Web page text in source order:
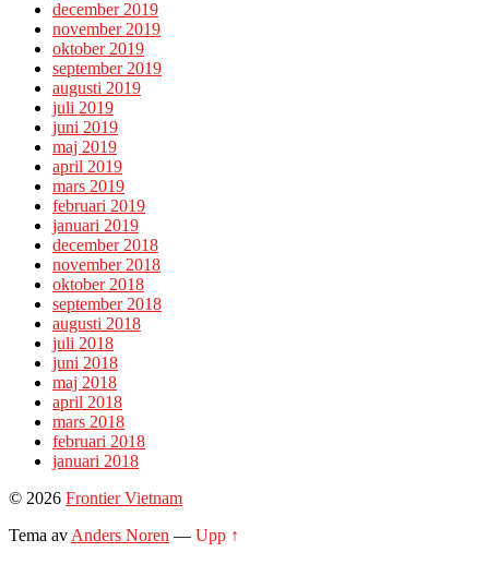
december 2019
november 2019
oktober 2019
september 2019
augusti 2019
juli 2019
juni 2019
maj 2019
april 2019
mars 2019
februari 2019
januari 2019
december 2018
november 2018
oktober 2018
september 2018
augusti 2018
juli 2018
juni 2018
maj 2018
april 2018
mars 2018
februari 2018
januari 2018
© 2026 Frontier Vietnam
Tema av Anders Noren — Upp ↑